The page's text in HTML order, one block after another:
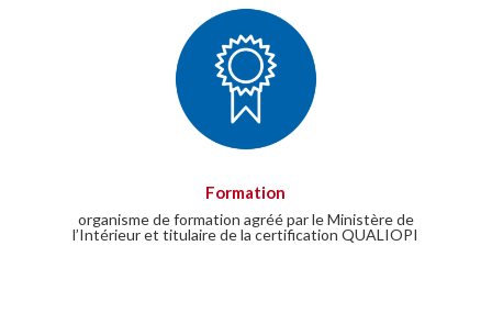
Formation
organisme de formation agréé par le Ministère de
l’Intérieur et titulaire de la certification QUALIOPI